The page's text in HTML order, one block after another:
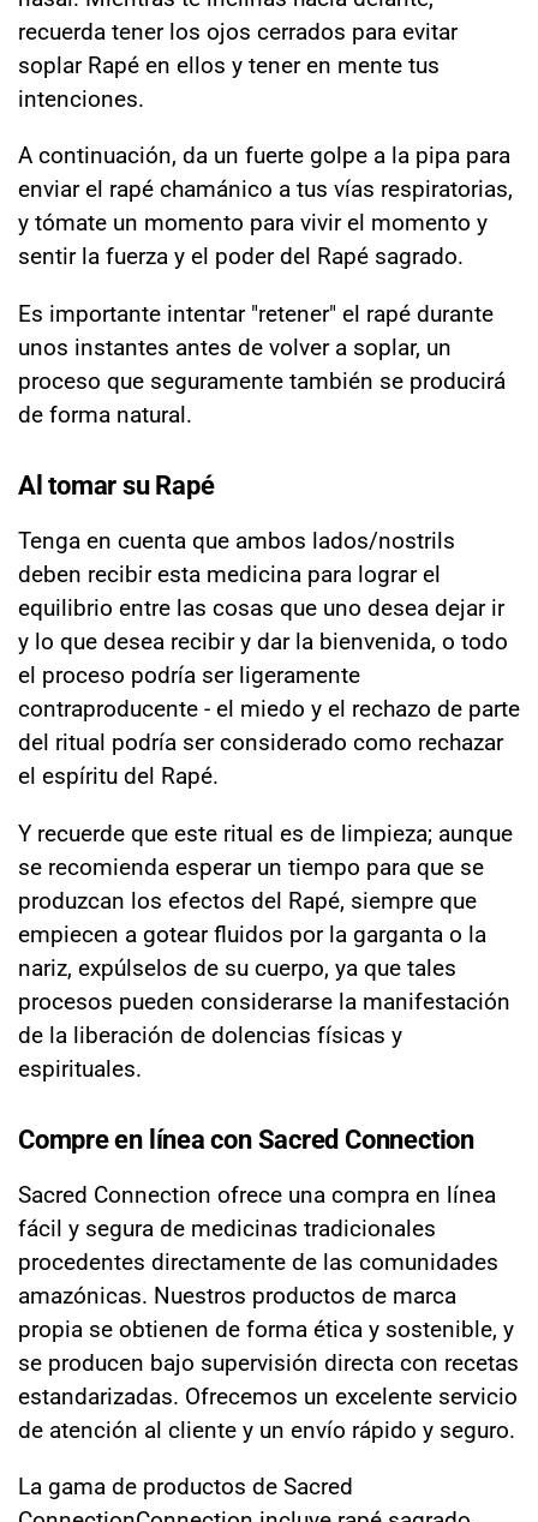
recuerda tener los ojos cerrados para evitar
soplar Rapé en ellos y tener en mente tus
intenciones.
A continuación, da un fuerte golpe a la pipa para
enviar el rapé chamánico a tus vías respiratorias,
y tómate un momento para vivir el momento y
sentir la fuerza y el poder del Rapé sagrado.
Es importante intentar "retener" el rapé durante
unos instantes antes de volver a soplar, un
proceso que seguramente también se producirá
de forma natural.
Al tomar su Rapé
Tenga en cuenta que ambos lados/nostrils
deben recibir esta medicina para lograr el
equilibrio entre las cosas que uno desea dejar ir
y lo que desea recibir y dar la bienvenida, o todo
el proceso podría ser ligeramente
contraproducente - el miedo y el rechazo de parte
del ritual podría ser considerado como rechazar
el espíritu del Rapé.
Y recuerde que este ritual es de limpieza; aunque
se recomienda esperar un tiempo para que se
produzcan los efectos del Rapé, siempre que
empiecen a gotear fluidos por la garganta o la
nariz, expúlselos de su cuerpo, ya que tales
procesos pueden considerarse la manifestación
de la liberación de dolencias físicas y
espirituales.
Compre en línea con Sacred Connection
Sacred Connection ofrece una compra en línea
fácil y segura de medicinas tradicionales
procedentes directamente de las comunidades
amazónicas. Nuestros productos de marca
propia se obtienen de forma ética y sostenible, y
se producen bajo supervisión directa con recetas
estandarizadas. Ofrecemos un excelente servicio
de atención al cliente y un envío rápido y seguro.
La gama de productos de Sacred